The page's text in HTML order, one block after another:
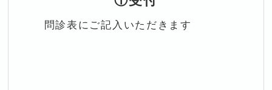
問診表にご記入いただきます